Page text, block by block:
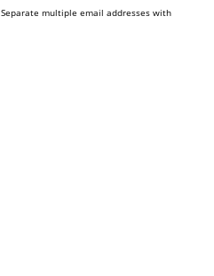
Separate multiple email addresses with